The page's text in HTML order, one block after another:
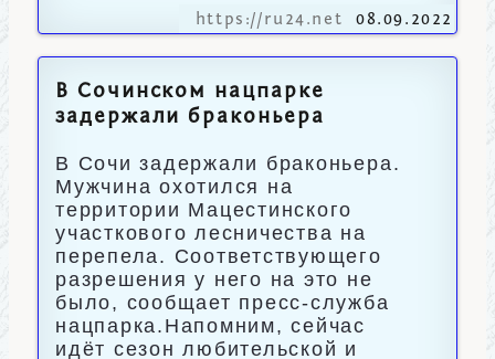
https://ru24.net 08.09.2022
В Сочинском нацпарке
задержали браконьера
В Сочи задержали браконьера.
Мужчина охотился на
территории Мацестинского
участкового лесничества на
перепела. Соответствующего
разрешения у него на это не
было, сообщает пресс-служба
нацпарка.Напомним, сейчас
идёт сезон любительской и